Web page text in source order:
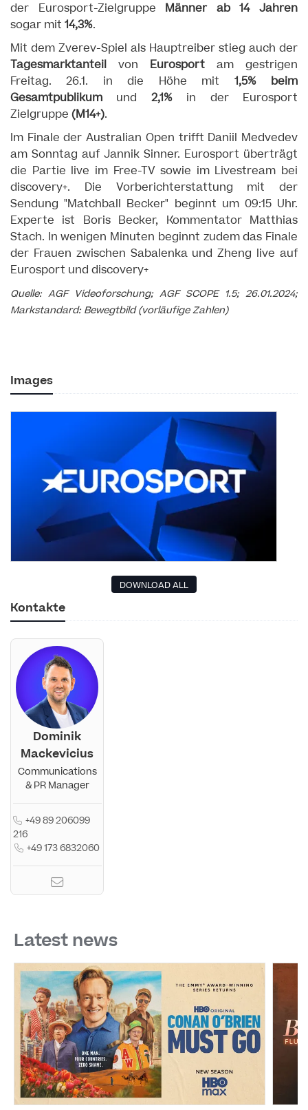
der Eurosport-Zielgruppe Männer ab 14 Jahren
sogar mit 14,3%.
Mit dem Zverev-Spiel als Hauptreiber stieg auch der
Tagesmarktanteil von Eurosport am gestrigen
Freitag. 26.1. in die Höhe mit 1,5% beim
Gesamtpublikum und 2,1%in der Eurosport
Zielgruppe (M14+).
Im Finale der Australian Open trifft Daniil Medvedev
am Sonntag auf Jannik Sinner. Eurosport überträgt
die Partie live im Free-TV sowie im Livestream bei
discovery+. Die Vorberichterstattung mit der
Sendung "Matchball Becker" beginnt um 09:15 Uhr.
Experte ist Boris Becker, Kommentator Matthias
Stach. In wenigen Minuten beginnt zudem das Finale
der Frauen zwischen Sabalenka und Zheng live auf
Eurosport und discovery+
Quelle: AGF Videoforschung; AGF SCOPE 1.5; 26.01.2024;
Markstandard: Bewegtbild (vorläufige Zahlen)
Images
DOWNLOAD ALL
Kontakte
Dominik
Mackevicius
Communications
& PR Manager
+49 89 206099
216
+49 173 6832060
Latest news